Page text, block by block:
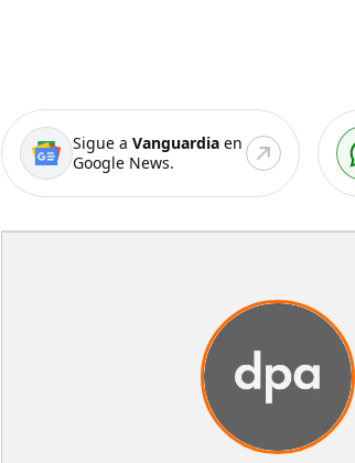
Sigue a Vanguardiaen
Google News.